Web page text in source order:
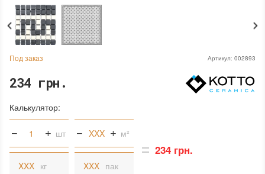
Артикул: 002893
Под заказ
234 грн.
Калькулятор:
шт м²
кг пак
234 грн.